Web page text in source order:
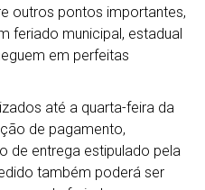
outros pontos importantes,
feriado municipal, estadual
em perfeitas
até a quarta-feira da
de pagamento,
de entrega estipulado pela
também poderá ser